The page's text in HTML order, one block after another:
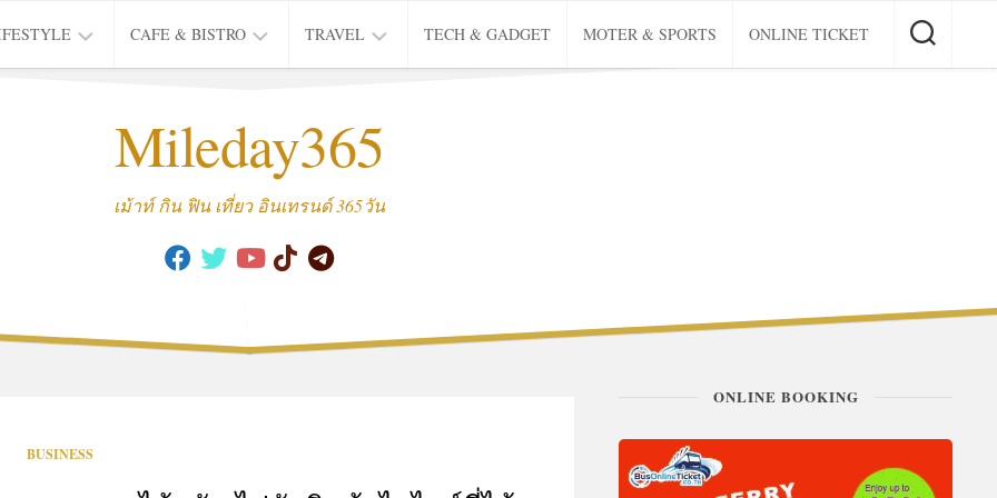
MOVIE
CAFE & BISTRO
CAFE
TRAVEL
THAI
TRIP
TECH & GADGET MOTER & SPORTS ONLINE TICKET
Mileday365
เม้าท์ กิน ฟิน เที่ยว อินเทรนด์ 365วัน
BUSINESS
ONLINE BOOKING